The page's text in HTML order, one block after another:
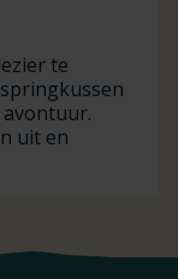
te
avontuur.
uit en